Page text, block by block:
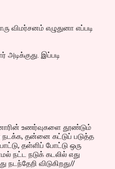
விமர்சனம் எழுதுனா எப்படி
இப்படி
உணர்வுகளை தூண்டும்
நடக்க, தன்னை கட்டுப் படுத்த
தள்ளிப் போட்டு ஒரு
நட்ட நடுக் கடலில் எது
விடுகிறது//